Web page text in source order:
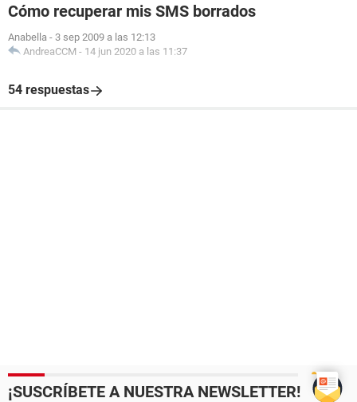
Cómo recuperar mis SMS borrados
Anabella - 3 sep 2009 a las 12:13
AndreaCCM - 14 jun 2020 a las 11:37
54 respuestas
¡SUSCRÍBETE A NUESTRA NEWSLETTER!